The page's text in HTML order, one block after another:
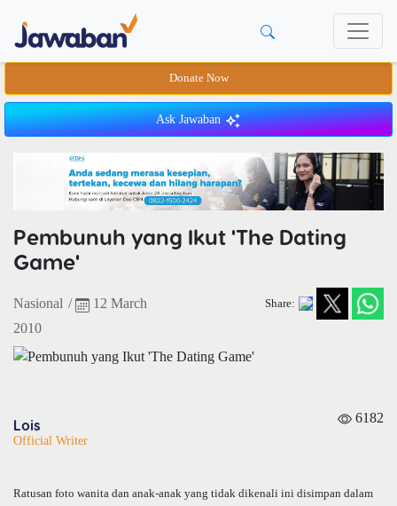
Donate Now
Ask Jawaban
Pembunuh yang Ikut 'The Dating
Game'
Nasional /
12 March
2010
Share:
Lois
Official Writer
6182
Ratusan foto wanita dan anak-anak yang tidak dikenali ini disimpan dalam